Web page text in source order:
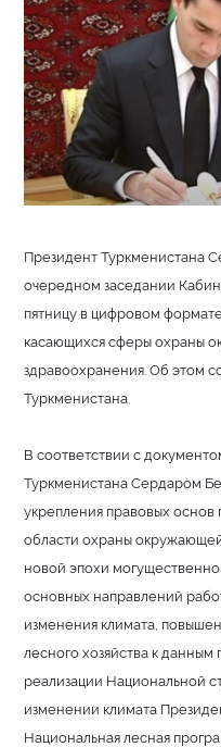
Президент Туркменистана
очередном заседании
пятницу в цифровом
касающихся сферы охраны
здравоохранения. Об этом
Туркменистана.
В соответствии с
Туркменистана Сердаром
укрепления правовых основ
области охраны
новой эпохи
основных направлений
изменения климата,
лесного хозяйства к
реализации Национальной
изменении климата
Национальная лесная